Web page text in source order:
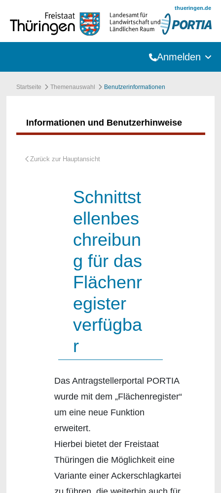
thueringen.de
Anmelden
Startseite Themenauswahl Benutzerinformationen
Informationen und Benutzerhinweise
Schnittst
ellenbes
chreibun
g für das
Flächenr
egister
verfügba
r
Das Antragstellerportal PORTIA
wurde mit dem „Flächenregister“
um eine neue Funktion
erweitert.
Hierbei bietet der Freistaat
Thüringen die Möglichkeit eine
Variante einer Ackerschlagkartei